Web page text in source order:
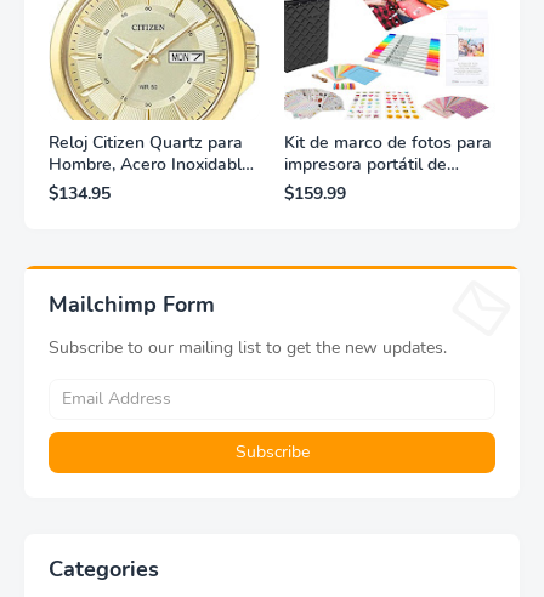
Reloj Citizen Quartz para
Hombre, Acero Inoxidable,
Clásico, Dorado
$134.95
Kit de marco de fotos para
impresora portátil de
fotografías y vídeos
Lifeprint 3x4,5 (blanca)
$159.99
Mailchimp Form
Subscribe to our mailing list to get the new updates.
Categories